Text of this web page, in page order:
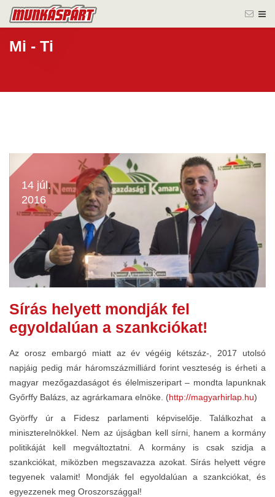
Mi - Ti
14 júl.
2016
Sírás helyett mondják fel
egyoldalúan a szankciókat!
Az orosz embargó miatt az év végéig kétszáz-, 2017 utolsó
napjáig pedig már háromszázmilliárd forint veszteség is érheti a
magyar mezőgazdaságot és élelmiszeripart – mondta lapunknak
Győrffy Balázs, az agrárkamara elnöke. (http://magyarhirlap.hu)
Györffy úr a Fidesz parlamenti képviselője. Találkozhat a
miniszterelnökkel. Nem az újságban kell sírni, hanem a kormány
politikáját kell megváltoztatni. A kormány is csak szidja a
szankciókat, miközben megszavazza azokat. Sírás helyett végre
tegyenek valamit! Mondják fel egyoldalúan a szankciókat, és
egyezzenek meg Oroszországgal!